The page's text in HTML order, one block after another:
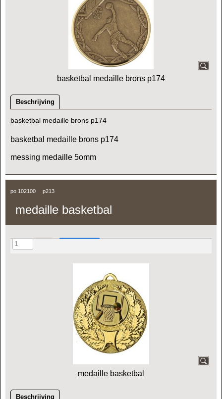
basketbal medaille brons p174
Beschrijving
basketbal medaille brons p174
basketbal medaille brons p174
messing medaille 5omm
po 102100 p213
medaille basketbal
medaille basketbal
Beschrijving